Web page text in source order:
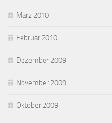
März 2010
Februar 2010
Dezember 2009
November 2009
Oktober 2009